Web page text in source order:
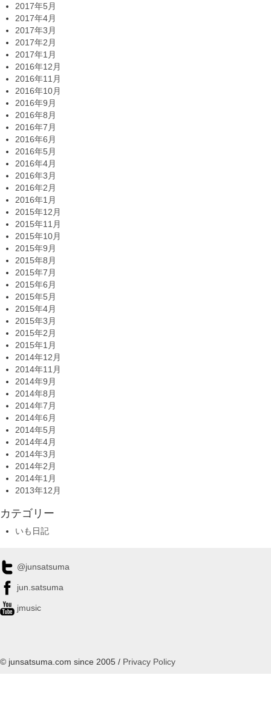
2017年5月
2017年4月
2017年3月
2017年2月
2017年1月
2016年12月
2016年11月
2016年10月
2016年9月
2016年8月
2016年7月
2016年6月
2016年5月
2016年4月
2016年3月
2016年2月
2016年1月
2015年12月
2015年11月
2015年10月
2015年9月
2015年8月
2015年7月
2015年6月
2015年5月
2015年4月
2015年3月
2015年2月
2015年1月
2014年12月
2014年11月
2014年9月
2014年8月
2014年7月
2014年6月
2014年5月
2014年4月
2014年3月
2014年2月
2014年1月
2013年12月
カテゴリー
いも日記
@junsatsuma
jun.satsuma
jmusic
© junsatsuma.com since 2005 / Privacy Policy